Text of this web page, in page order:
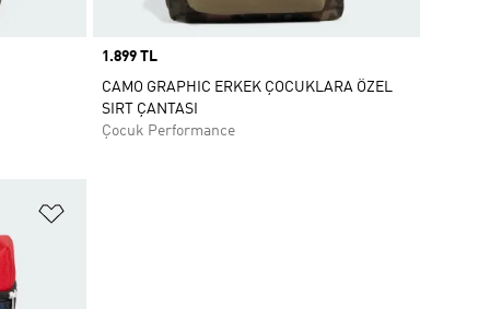
Price
1.899 TL
CAMO GRAPHIC ERKEK ÇOCUKLARA ÖZEL
SIRT ÇANTASI
Çocuk Performance